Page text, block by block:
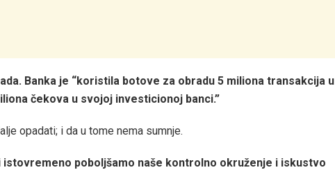
Banka je “koristila botove za obradu 5 miliona transakcija u
čekova u svojoj investicionoj banci.”
opadati; i da u tome nema sumnje.
poboljšamo naše kontrolno okruženje i iskustvo